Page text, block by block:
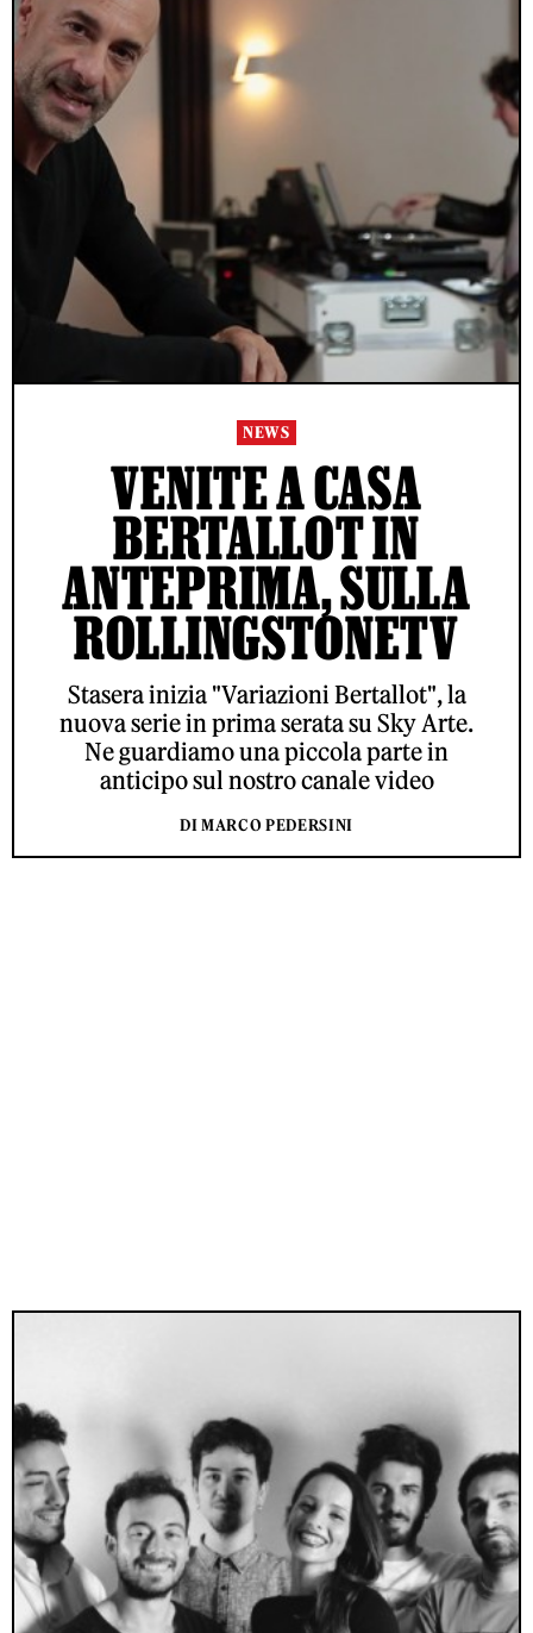
NEWS
VENITE A CASA
BERTALLOT IN
ANTEPRIMA, SULLA
ROLLINGSTONETV
Stasera inizia "Variazioni Bertallot", la
nuova serie in prima serata su Sky Arte.
Ne guardiamo una piccola parte in
anticipo sul nostro canale video
DI MARCO PEDERSINI